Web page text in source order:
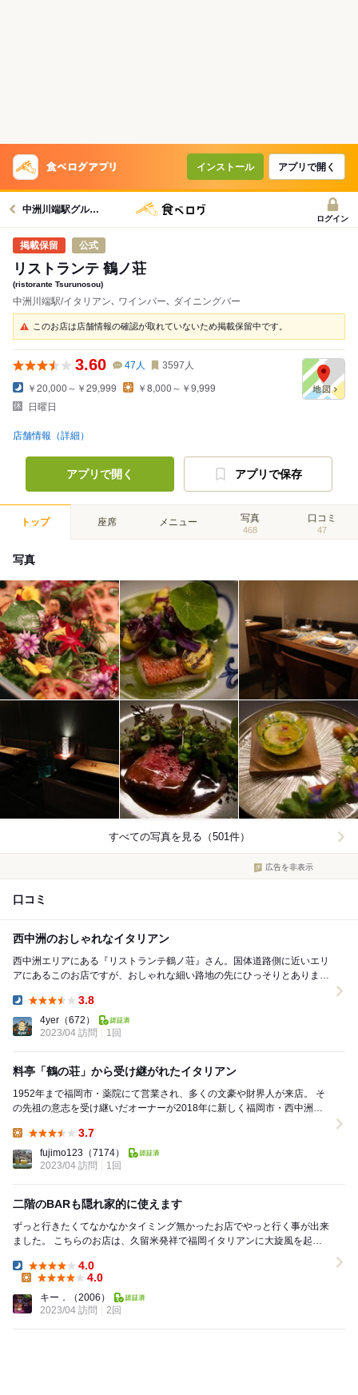
インストール アプリで開く
中洲川端駅グルメへ
ログイン
公式
リストランテ 鶴ノ荘
(ristorante Tsurunosou)
中洲川端駅/イタリアン､ ワインバー､ ダイニングバー
このお店は店舗情報の確認が取れていないため掲載保留中です。
3.60 47 人 3597 人
￥20,000～￥29,999
￥8,000～￥9,999
日曜日
店舗情報（詳細）
アプリで開く アプリで保存
トップ 座席 メニュー 写真
468
口コミ
47
写真
すべての写真を見る（501件）
広告を非表示
口コミ
西中洲のおしゃれなイタリアン
西中洲エリアにある『リストランテ鶴ノ荘』さん。国体道路側に近いエリ
アにあるこのお店ですが、おしゃれな細い路地の先にひっそりとありまし
3.8
4yer （672）
2023/04 訪問
1回
料亭「鶴の荘」から受け継がれたイタリアン
1952年まで福岡市・薬院にて営業され、多くの文豪や財界人が来店。 そ
の先祖の意志を受け継いだオーナーが2018年に新しく福岡市・西中洲に
3.7
fujimo123 （7174）
2023/04 訪問
1回
二階のBARも隠れ家的に使えます
ずっと行きたくてなかなかタイミング無かったお店でやっと行く事が出来
ました。 こちらのお店は、久留米発祥で福岡イタリアンに大旋風を起こ
Dinner:
4.0
4.0
キー．
（2006）
2023/04 訪問
2回